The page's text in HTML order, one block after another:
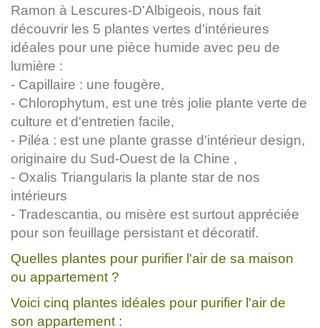
Ramon à Lescures-D'Albigeois, nous fait
découvrir les 5 plantes vertes d'intérieures
idéales pour une pièce humide avec peu de
lumière :
- Capillaire : une fougère,
- Chlorophytum, est une très jolie plante verte de
culture et d'entretien facile,
- Piléa : est une plante grasse d'intérieur design,
originaire du Sud-Ouest de la Chine ,
- Oxalis Triangularis la plante star de nos
intérieurs
- Tradescantia, ou misère est surtout appréciée
pour son feuillage persistant et décoratif.
Quelles plantes pour purifier l'air de sa maison
ou appartement ?
Voici cinq plantes idéales pour purifier l'air de
son appartement :